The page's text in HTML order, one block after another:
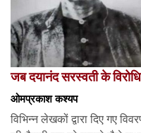
जब दयानंद सरस्वती के
ओमप्रकाश कश्यप
विभिन्न लेखकों द्वारा दिए गए